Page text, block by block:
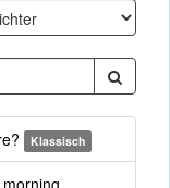
Klassisch